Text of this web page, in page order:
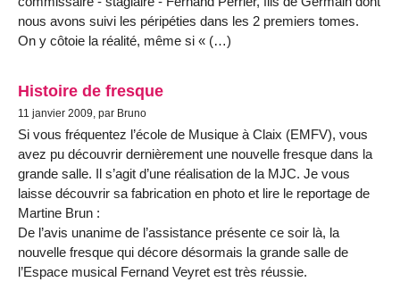
nous avons suivi les péripéties dans les 2 premiers tomes.
On y côtoie la réalité, même si « (…)
Histoire de fresque
11 janvier 2009, par Bruno
Si vous fréquentez l’école de Musique à Claix (EMFV), vous
avez pu découvrir dernièrement une nouvelle fresque dans la
grande salle. Il s’agit d’une réalisation de la MJC. Je vous
laisse découvrir sa fabrication en photo et lire le reportage de
Martine Brun :
De l’avis unanime de l’assistance présente ce soir là, la
nouvelle fresque qui décore désormais la grande salle de
l’Espace musical Fernand Veyret est très réussie.